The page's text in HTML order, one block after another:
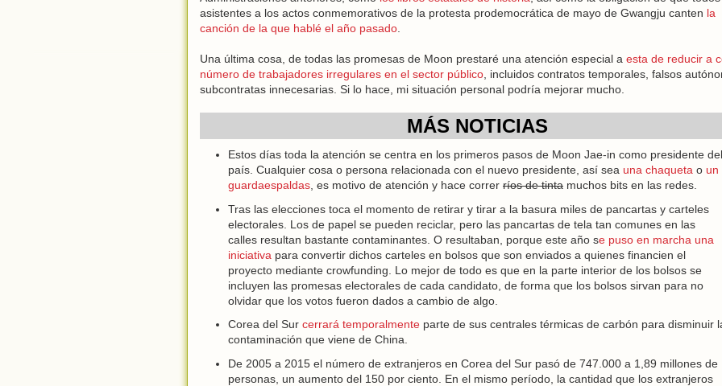
asistentes a los actos conmemorativos de la protesta prodemocrática de mayo de Gwangju canten la
canción de la que hablé el año pasado
Una última cosa, de todas las promesas de Moon prestaré una atención especial a esta de reducir a
número de trabajadores irregulares en el sector público , incluidos contratos temporales, falsos
subcontratas innecesarias. Si lo hace, mi situación personal podría mejorar mucho.
MÁS NOTICIAS
Estos días toda la atención se centra en los primeros pasos de Moon Jae-in como presidente del
país. Cualquier cosa o persona relacionada con el nuevo presidente, así sea una chaqueta o un
guardaespaldas , es motivo de atención y hace correr ríos de tinta muchos bits en las redes.
Tras las elecciones toca el momento de retirar y tirar a la basura miles de pancartas y carteles
electorales. Los de papel se pueden reciclar, pero las pancartas de tela tan comunes en las
calles resultan bastante contaminantes. O resultaban, porque este año se puso en marcha una
iniciativa para convertir dichos carteles en bolsos que son enviados a quienes financien el
proyecto mediante crowfunding. Lo mejor de todo es que en la parte interior de los bolsos se
incluyen las promesas electorales de cada candidato, de forma que los bolsos sirvan para no
olvidar que los votos fueron dados a cambio de algo.
Corea del Sur cerrará temporalmente parte de sus centrales térmicas de carbón para disminuir
contaminación que viene de China.
De 2005 a 2015 el número de extranjeros en Corea del Sur pasó de 747.000 a 1,89 millones de
personas, un aumento del 150 por ciento. En el mismo período, la cantidad que los extranjeros